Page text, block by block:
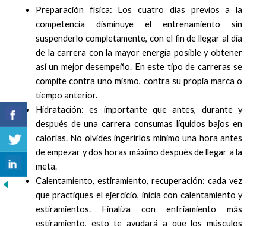
Preparación física: Los cuatro días previos a la
competencia disminuye el entrenamiento sin
suspenderlo completamente, con el fin de llegar al día
de la carrera con la mayor energía posible y obtener
así un mejor desempeño. En este tipo de carreras se
compite contra uno mismo, contra su propia marca o
tiempo anterior.
Hidratación: es importante que antes, durante y
después de una carrera consumas líquidos bajos en
calorías. No olvides ingerirlos mínimo una hora antes
de empezar y dos horas máximo después de llegar a la
meta.
Calentamiento, estiramiento, recuperación: cada vez
que practiques el ejercicio, inicia con calentamiento y
estiramientos. Finaliza con enfriamiento más
estiramiento, esto te ayudará a que los músculos